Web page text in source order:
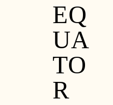
EQ
UA
TO
R